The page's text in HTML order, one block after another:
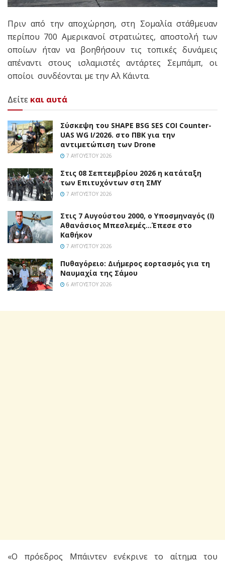
Πριν από την αποχώρηση, στη Σομαλία στάθμευαν
περίπου 700 Αμερικανοί στρατιώτες, αποστολή των
οποίων ήταν να βοηθήσουν τις τοπικές δυνάμεις
απέναντι στους ισλαμιστές αντάρτες Σεμπάμπ, οι
οποίοι συνδέονται με την Αλ Κάιντα.
Δείτε και αυτά
Σύσκεψη του SHAPE BSG SES COI Counter-
UAS WG I/2026. στο ΠΒΚ για την
αντιμετώπιση των Drone
7 ΑΥΓΟΎΣΤΟΥ 2026
Στις 08 Σεπτεμβρίου 2026 η κατάταξη
των Επιτυχόντων στη ΣΜΥ
7 ΑΥΓΟΎΣΤΟΥ 2026
Στις 7 Αυγούστου 2000, ο Υποσμηναγός (Ι)
Αθανάσιος Μπεσλεμές…Έπεσε στο
Καθήκον
7 ΑΥΓΟΎΣΤΟΥ 2026
Πυθαγόρειο: Διήμερος εορτασμός για τη
Ναυμαχία της Σάμου
6 ΑΥΓΟΎΣΤΟΥ 2026
«Ο πρόεδρος Μπάιντεν ενέκρινε το αίτημα του